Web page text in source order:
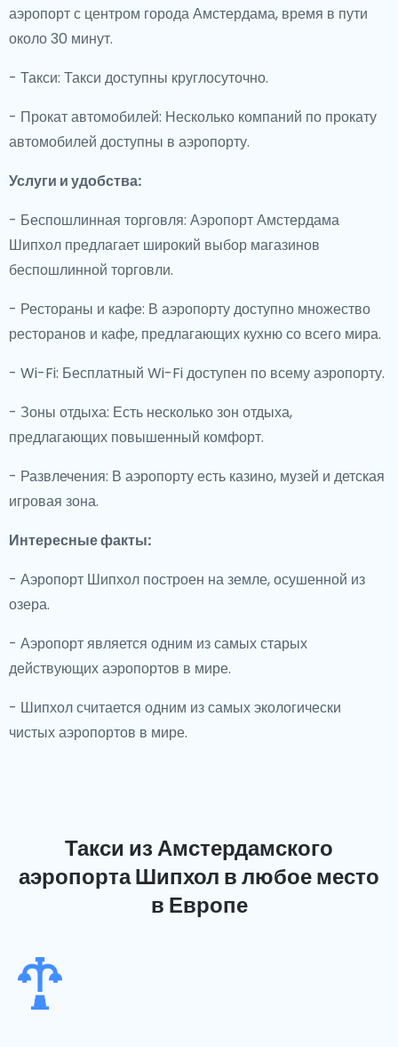
аэропорт с центром города Амстердама, время в пути
около 30 минут.
- Такси: Такси доступны круглосуточно.
- Прокат автомобилей: Несколько компаний по прокату
автомобилей доступны в аэропорту.
Услуги и удобства:
- Беспошлинная торговля: Аэропорт Амстердама
Шипхол предлагает широкий выбор магазинов
беспошлинной торговли.
- Рестораны и кафе: В аэропорту доступно множество
ресторанов и кафе, предлагающих кухню со всего мира.
- Wi-Fi: Бесплатный Wi-Fi доступен по всему аэропорту.
- Зоны отдыха: Есть несколько зон отдыха,
предлагающих повышенный комфорт.
- Развлечения: В аэропорту есть казино, музей и детская
игровая зона.
Интересные факты:
- Аэропорт Шипхол построен на земле, осушенной из
озера.
- Аэропорт является одним из самых старых
действующих аэропортов в мире.
- Шипхол считается одним из самых экологически
чистых аэропортов в мире.
Такси из Амстердамского
аэропорта Шипхол в любое место
в Европе